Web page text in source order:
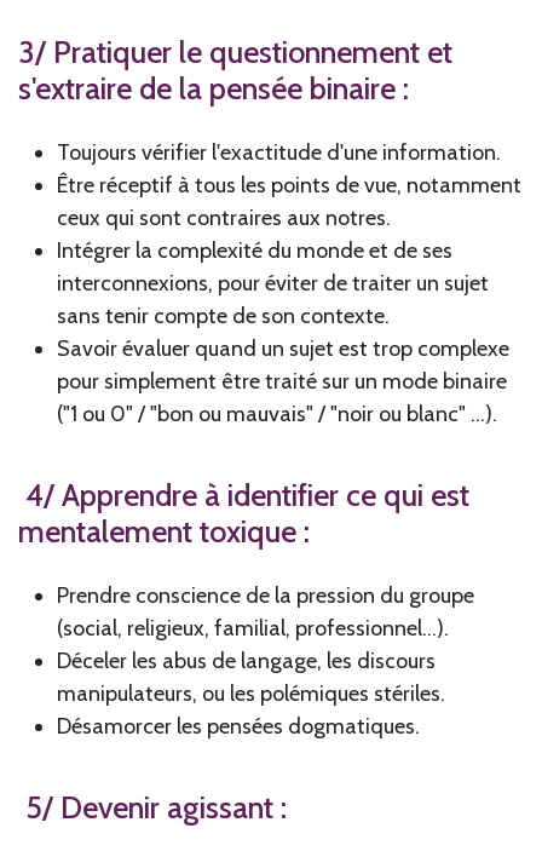
3/ Pratiquer le questionnement et
s'extraire de la pensée binaire :
Toujours vérifier l'exactitude d'une information.
Être réceptif à tous les points de vue, notamment
ceux qui sont contraires aux notres.
Intégrer la complexité du monde et de ses
interconnexions, pour éviter de traiter un sujet
sans tenir compte de son contexte.
Savoir évaluer quand un sujet est trop complexe
pour simplement être traité sur un mode binaire
("1 ou 0" / "bon ou mauvais" / "noir ou blanc" ...).
4/ Apprendre à identifier ce qui est
mentalement toxique :
Prendre conscience de la pression du groupe
(social, religieux, familial, professionnel...).
Déceler les abus de langage, les discours
manipulateurs, ou les polémiques stériles.
Désamorcer les pensées dogmatiques.
5/ Devenir agissant :